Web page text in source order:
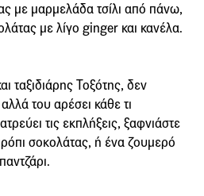
με μαρμελάδα τσίλι από πάνω,
με λίγο ginger και κανέλα.
ταξιδιάρης Τοξότης, δεν
του αρέσει κάθε τι
τις εκπλήξεις, ξαφνιάστε
σοκολάτας, ή ένα ζουμερό